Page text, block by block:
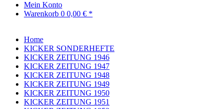
Mein Konto
Warenkorb 0 0,00 € *
Home
KICKER SONDERHEFTE
KICKER ZEITUNG 1946
KICKER ZEITUNG 1947
KICKER ZEITUNG 1948
KICKER ZEITUNG 1949
KICKER ZEITUNG 1950
KICKER ZEITUNG 1951